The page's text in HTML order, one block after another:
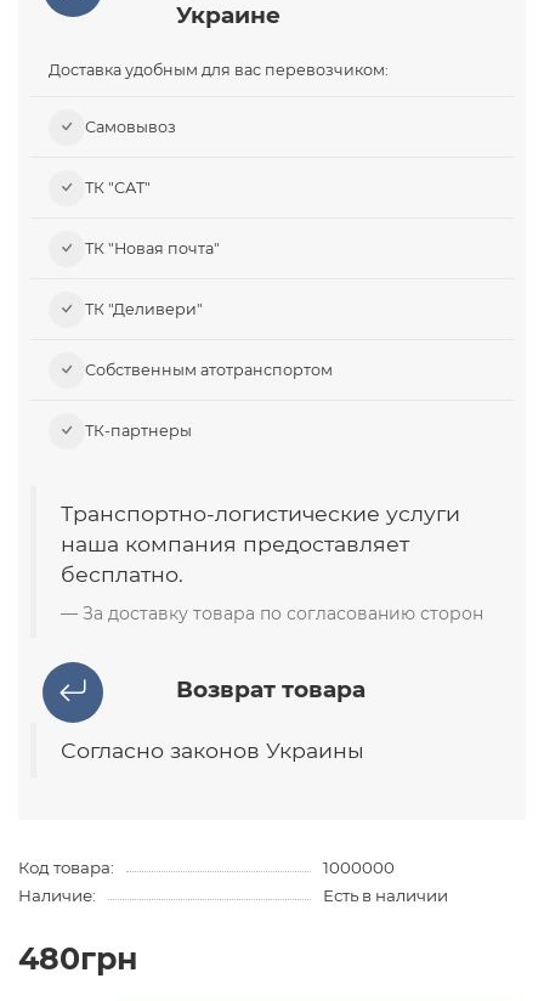
Украине
Доставка удобным для вас перевозчиком:
Самовывоз​
ТК "САТ"
ТК "Новая почта"
ТК "Деливери"
Собственным атотранспортом
ТК-партнеры
Транспортно-логистические услуги
наша компания предоставляет
бесплатно.
За доставку товара по согласованию сторон
Возврат товара
Согласно законов Украины
Код товара:
1000000
Наличие:
Есть в наличии
480грн